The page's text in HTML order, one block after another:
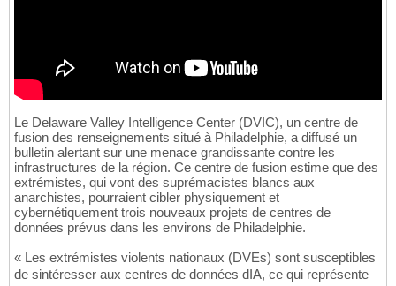
Le Delaware Valley Intelligence Center (DVIC), un centre de
fusion des renseignements situé à Philadelphie, a diffusé un
bulletin alertant sur une menace grandissante contre les
infrastructures de la région. Ce centre de fusion estime que des
extrémistes, qui vont des suprémacistes blancs aux
anarchistes, pourraient cibler physiquement et
cybernétiquement trois nouveaux projets de centres de
données prévus dans les environs de Philadelphie.
« Les extrémistes violents nationaux (DVEs) sont susceptibles
de sintéresser aux centres de données dIA, ce qui représente